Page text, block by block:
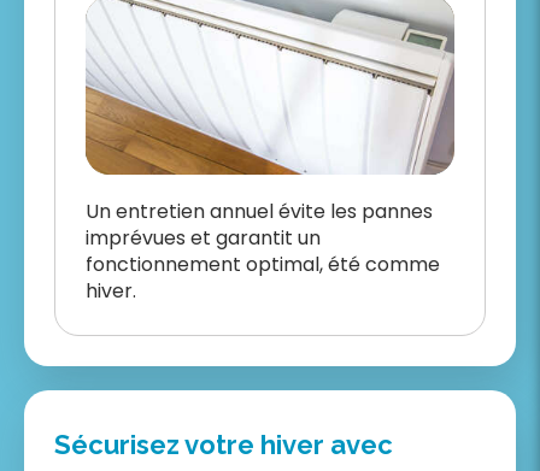
Un entretien annuel évite les pannes
imprévues et garantit un
fonctionnement optimal, été comme
hiver.
Sécurisez votre hiver avec